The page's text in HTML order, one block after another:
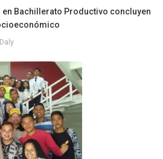
Bachillerato Productivo concluyen